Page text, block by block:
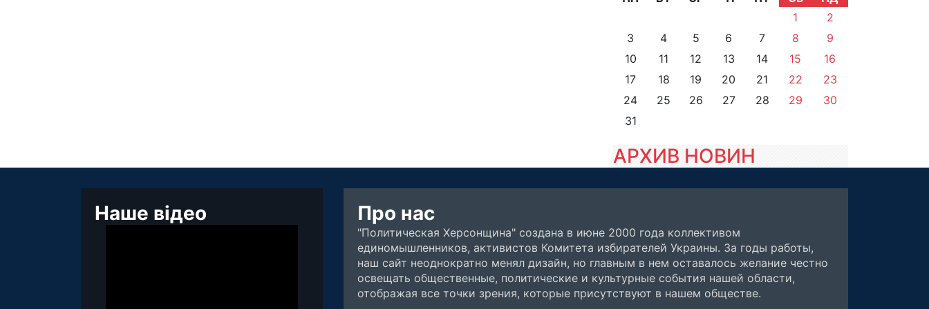
1
2
3
4 5 6 7 8
9
10
11 12 13 14 15
16
17
18 19 20 21 22
23
24
25 26 27 28 29
30
31
АРХИВ НОВИН
Наше відео Про нас
"Политическая Херсонщина" создана в июне 2000 года коллективом
единомышленников, активистов Комитета избирателей Украины. За годы работы,
наш сайт неоднократно менял дизайн, но главным в нем оставалось желание честно
освещать общественные, политические и культурные события нашей области,
отображая все точки зрения, которые присутствуют в нашем обществе.